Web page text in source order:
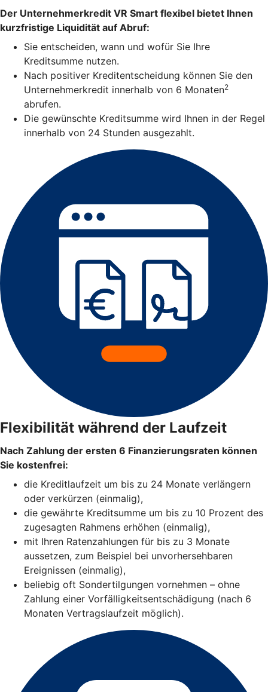
Der Unternehmerkredit VR Smart flexibel bietet Ihnen
kurzfristige Liquidität auf Abruf:
Sie entscheiden, wann und wofür Sie Ihre
Kreditsumme nutzen.
Nach positiver Kreditentscheidung können Sie den
Unternehmerkredit innerhalb von 6 Monaten2
abrufen.
Die gewünschte Kreditsumme wird Ihnen in der Regel
innerhalb von 24 Stunden ausgezahlt.
Flexibilität während der Laufzeit
Nach Zahlung der ersten 6 Finanzierungsraten können
Sie kostenfrei:
die Kreditlaufzeit um bis zu 24 Monate verlängern
oder verkürzen (einmalig),
die gewährte Kreditsumme um bis zu 10 Prozent des
zugesagten Rahmens erhöhen (einmalig),
mit Ihren Ratenzahlungen für bis zu 3 Monate
aussetzen, zum Beispiel bei unvorhersehbaren
Ereignissen (einmalig),
beliebig oft Sondertilgungen vornehmen – ohne
Zahlung einer Vorfälligkeitsentschädigung (nach 6
Monaten Vertragslaufzeit möglich).